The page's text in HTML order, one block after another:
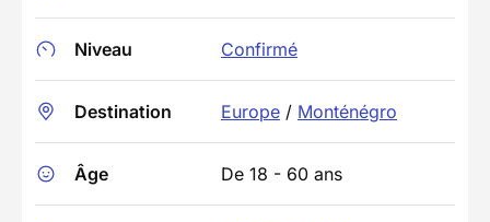
Niveau Confirmé
Destination Europe / Monténégro
Âge De 18 - 60 ans